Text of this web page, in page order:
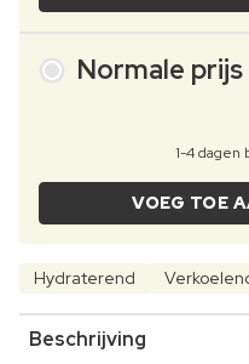
Normale prijs
1-4 dagen
VOEG TOE
Hydraterend
Beschrijving